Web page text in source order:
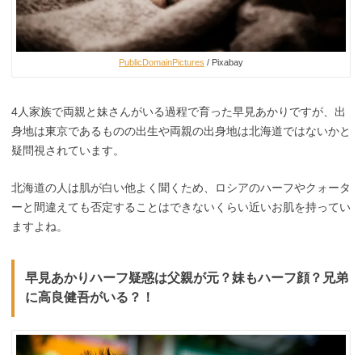
PublicDomainPictures / Pixabay
4人家族で両親と妹さんがいる過程で育った早見あかりですが、出
身地は東京であるものの出生や両親の出身地は北海道ではないかと
疑問視されています。
北海道の人は肌が白い他よく聞くため、ロシアのハーフやクォータ
ーと間違えても否定することはできないくらい近いお肌を持ってい
ますよね。
早見あかりハーフ疑惑は父親が元？妹もハーフ顔？兄弟
に高良健吾がいる？！